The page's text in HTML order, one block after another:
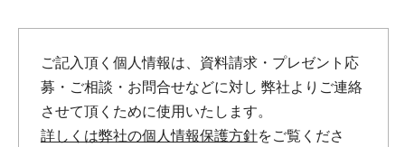
ご記入頂く個人情報は、資料請求・プレゼント応
募・ご相談・お問合せなどに対し 弊社よりご連絡
させて頂くために使用いたします。
詳しくは弊社の個人情報保護方針をご覧くださ